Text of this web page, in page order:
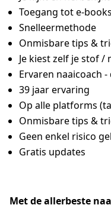
Toegang tot e-
Snelleermethode
Onmisbare tips &
Je kiest zelf je stof /
Ervaren naaicoach
39 jaar ervaring
Op alle platforms
Onmisbare tips &
Geen enkel risico
Gratis updates
Met de allerbeste